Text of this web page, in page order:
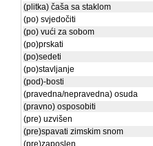
(plitka) čaša sa staklom
(po) svjedočiti
(po) vući za sobom
(po)prskati
(po)sedeti
(po)stavljanje
(pod)-bosti
(pravedna/nepravedna) osuda
(pravno) osposobiti
(pre) uzvišen
(pre)spavati zimskim snom
(pre)zaposlen